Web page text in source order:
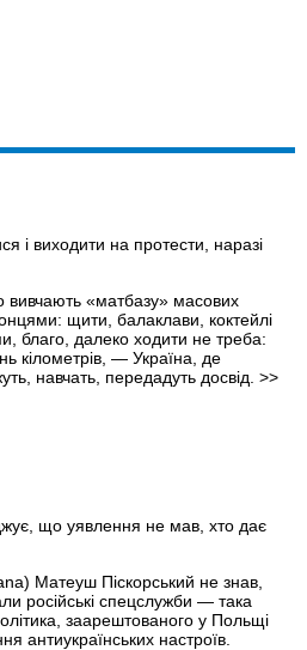
вивчають «матбазу» масових
щити, балаклави, коктейлі
благо, далеко ходити не треба:
кілометрів, — Україна, де
навчать, передадуть досвід. >>
Матеуш Піскорський не знав,
російські спецслужби — така
заарештованого у Польщі
антиукраїнських настроїв.